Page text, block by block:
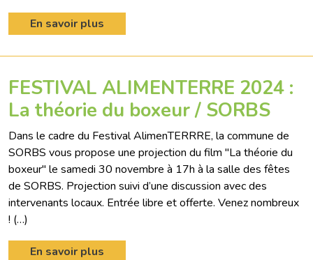
En savoir plus
FESTIVAL ALIMENTERRE 2024 :
La théorie du boxeur / SORBS
Dans le cadre du Festival AlimenTERRRE, la commune de
SORBS vous propose une projection du film "La théorie du
boxeur" le samedi 30 novembre à 17h à la salle des fêtes
de SORBS. Projection suivi d’une discussion avec des
intervenants locaux. Entrée libre et offerte. Venez nombreux
! (…)
En savoir plus